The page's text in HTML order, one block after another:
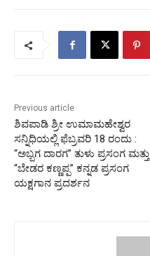
Previous article
ಶಿವಪಾಡಿ ಶ್ರೀ ಉಮಾಮಹೇಶ್ವರ
ಸನ್ನಿಧಿಯಲ್ಲಿ ಫೆಬ್ರವರಿ 18 ರಂದು :
“ಅಬ್ಬಗ ದಾರಗ” ತುಳು ಪ್ರಸಂಗ ಮತ್ತು
“ಬೇಡರ ಕಣ್ಣಪ್ಪ” ಕನ್ನಡ ಪ್ರಸಂಗ
ಯಕ್ಷಗಾನ ಪ್ರದರ್ಶನ